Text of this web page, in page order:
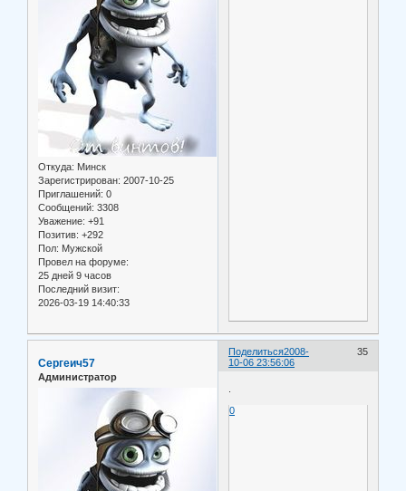
Откуда: Минск
Зарегистрирован: 2007-10-25
Приглашений: 0
Сообщений: 3308
Уважение: +91
Позитив: +292
Пол: Мужской
Провел на форуме:
25 дней 9 часов
Последний визит:
2026-03-19 14:40:33
Поделиться 35
2008-
10-06 23:56:06
Сергеич57
Администратор
0